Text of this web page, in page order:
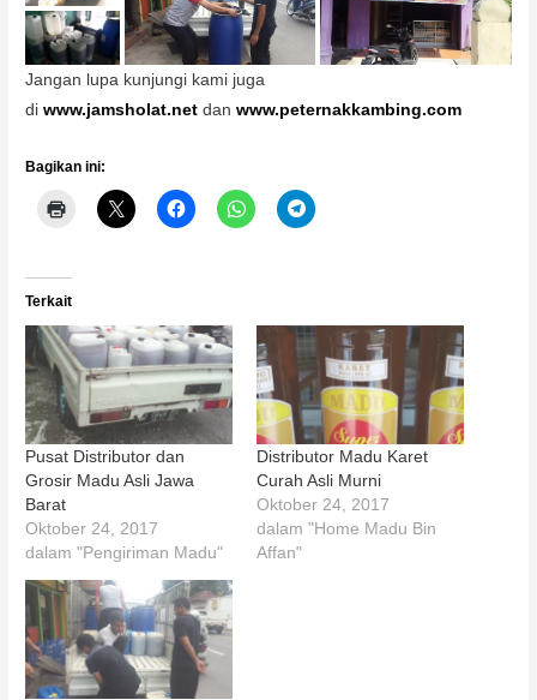
Jangan lupa kunjungi kami juga
diwww.jamsholat.net danwww.peternakkambing.com
Bagikan ini:
Terkait
Pusat Distributor dan
Grosir Madu Asli Jawa
Barat
Oktober 24, 2017
dalam "Pengiriman Madu"
Distributor Madu Karet
Curah Asli Murni
Oktober 24, 2017
dalam "Home Madu Bin
Affan"